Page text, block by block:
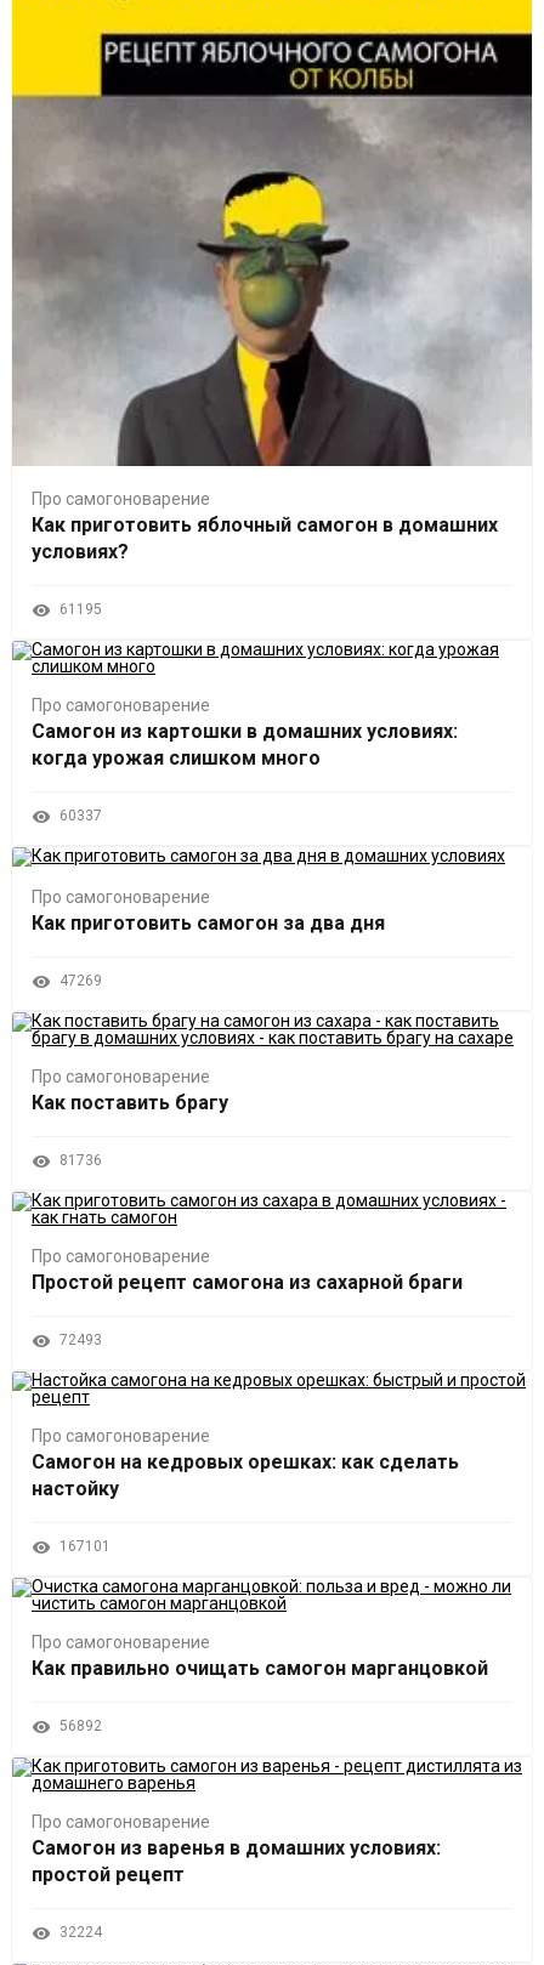
Про самогоноварение
Как приготовить яблочный самогон в домашних
условиях?
61195
Про самогоноварение
Самогон из картошки в домашних условиях:
когда урожая слишком много
60337
Про самогоноварение
Как приготовить самогон за два дня
47269
Про самогоноварение
Как поставить брагу
81736
Про самогоноварение
Простой рецепт самогона из сахарной браги
72493
Про самогоноварение
Самогон на кедровых орешках: как сделать
настойку
167101
Про самогоноварение
Как правильно очищать самогон марганцовкой
56892
Про самогоноварение
Самогон из варенья в домашних условиях:
простой рецепт
32224